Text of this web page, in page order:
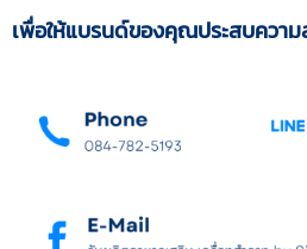
เพื่อให้แบรนด์ของคุณประสบความ